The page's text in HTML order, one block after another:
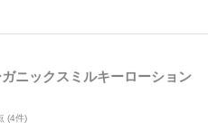
ニックスミルキーローション
(4件)